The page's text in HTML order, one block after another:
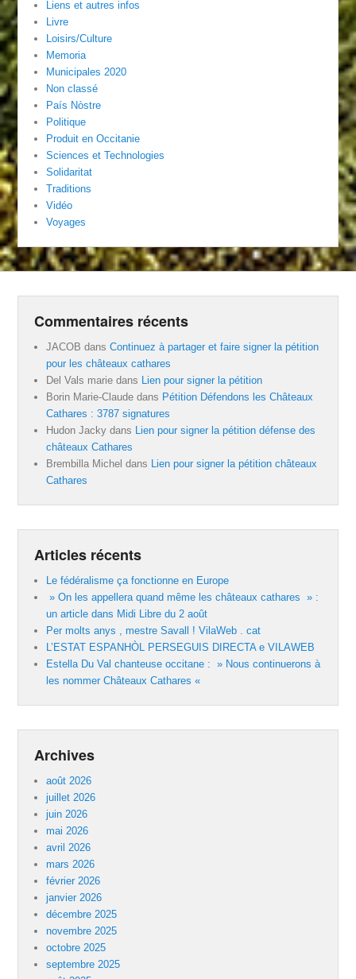
Liens et autres infos
Livre
Loisirs/Culture
Memoria
Municipales 2020
Non classé
País Nòstre
Politique
Produit en Occitanie
Sciences et Technologies
Solidaritat
Traditions
Vidéo
Voyages
Commentaires récents
JACOB dansContinuez à partager et faire signer la pétition
pour les châteaux cathares
Del Vals marie dans
Lien pour signer la pétition
Borin Marie-Claude dans Pétition Défendons les Châteaux
Cathares : 3787 signatures
Hudon Jacky dans
Lien pour signer la pétition défense des
châteaux Cathares
Brembilla Michel dans
Lien pour signer la pétition châteaux
Cathares
Articles récents
Le fédéralisme ça fonctionne en Europe
» On les appellera quand même les châteaux cathares » :
un article dans Midi Libre du 2 août
Per molts anys , mestre Savall ! VilaWeb . cat
L’ESTAT ESPANHÒL PERSEGUIS DIRECTA e VILAWEB
Estella Du Val chanteuse occitane : » Nous continuerons à
les nommer Châteaux Cathares «
Archives
août 2026
juillet 2026
juin 2026
mai 2026
avril 2026
mars 2026
février 2026
janvier 2026
décembre 2025
novembre 2025
octobre 2025
septembre 2025